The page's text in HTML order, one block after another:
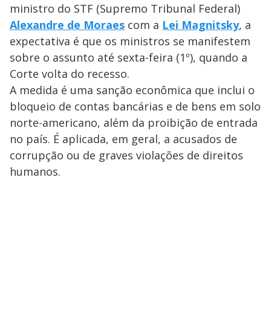
ministro do STF (Supremo Tribunal Federal)
Alexandre de Moraes com a Lei Magnitsky, a
expectativa é que os ministros se manifestem
sobre o assunto até sexta-feira (1º), quando a
Corte volta do recesso.
A medida é uma sanção econômica que inclui o
bloqueio de contas bancárias e de bens em solo
norte-americano, além da proibição de entrada
no país. É aplicada, em geral, a acusados de
corrupção ou de graves violações de direitos
humanos.